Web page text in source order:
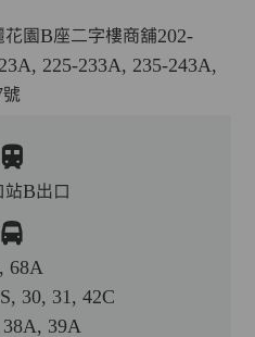
園B座二字樓商舖202-
225-233A, 235-243A,
站B出口
68A
30, 31, 42C
39A